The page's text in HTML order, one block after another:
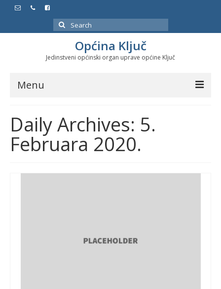
Search
for:
Općina Ključ
Jedinstveni općinski organ uprave općine Ključ
Menu
Službeni glasnici
Javne nabavke
Značajni datumi i manifestacije
Daily Archives: 5.
Februara 2020.